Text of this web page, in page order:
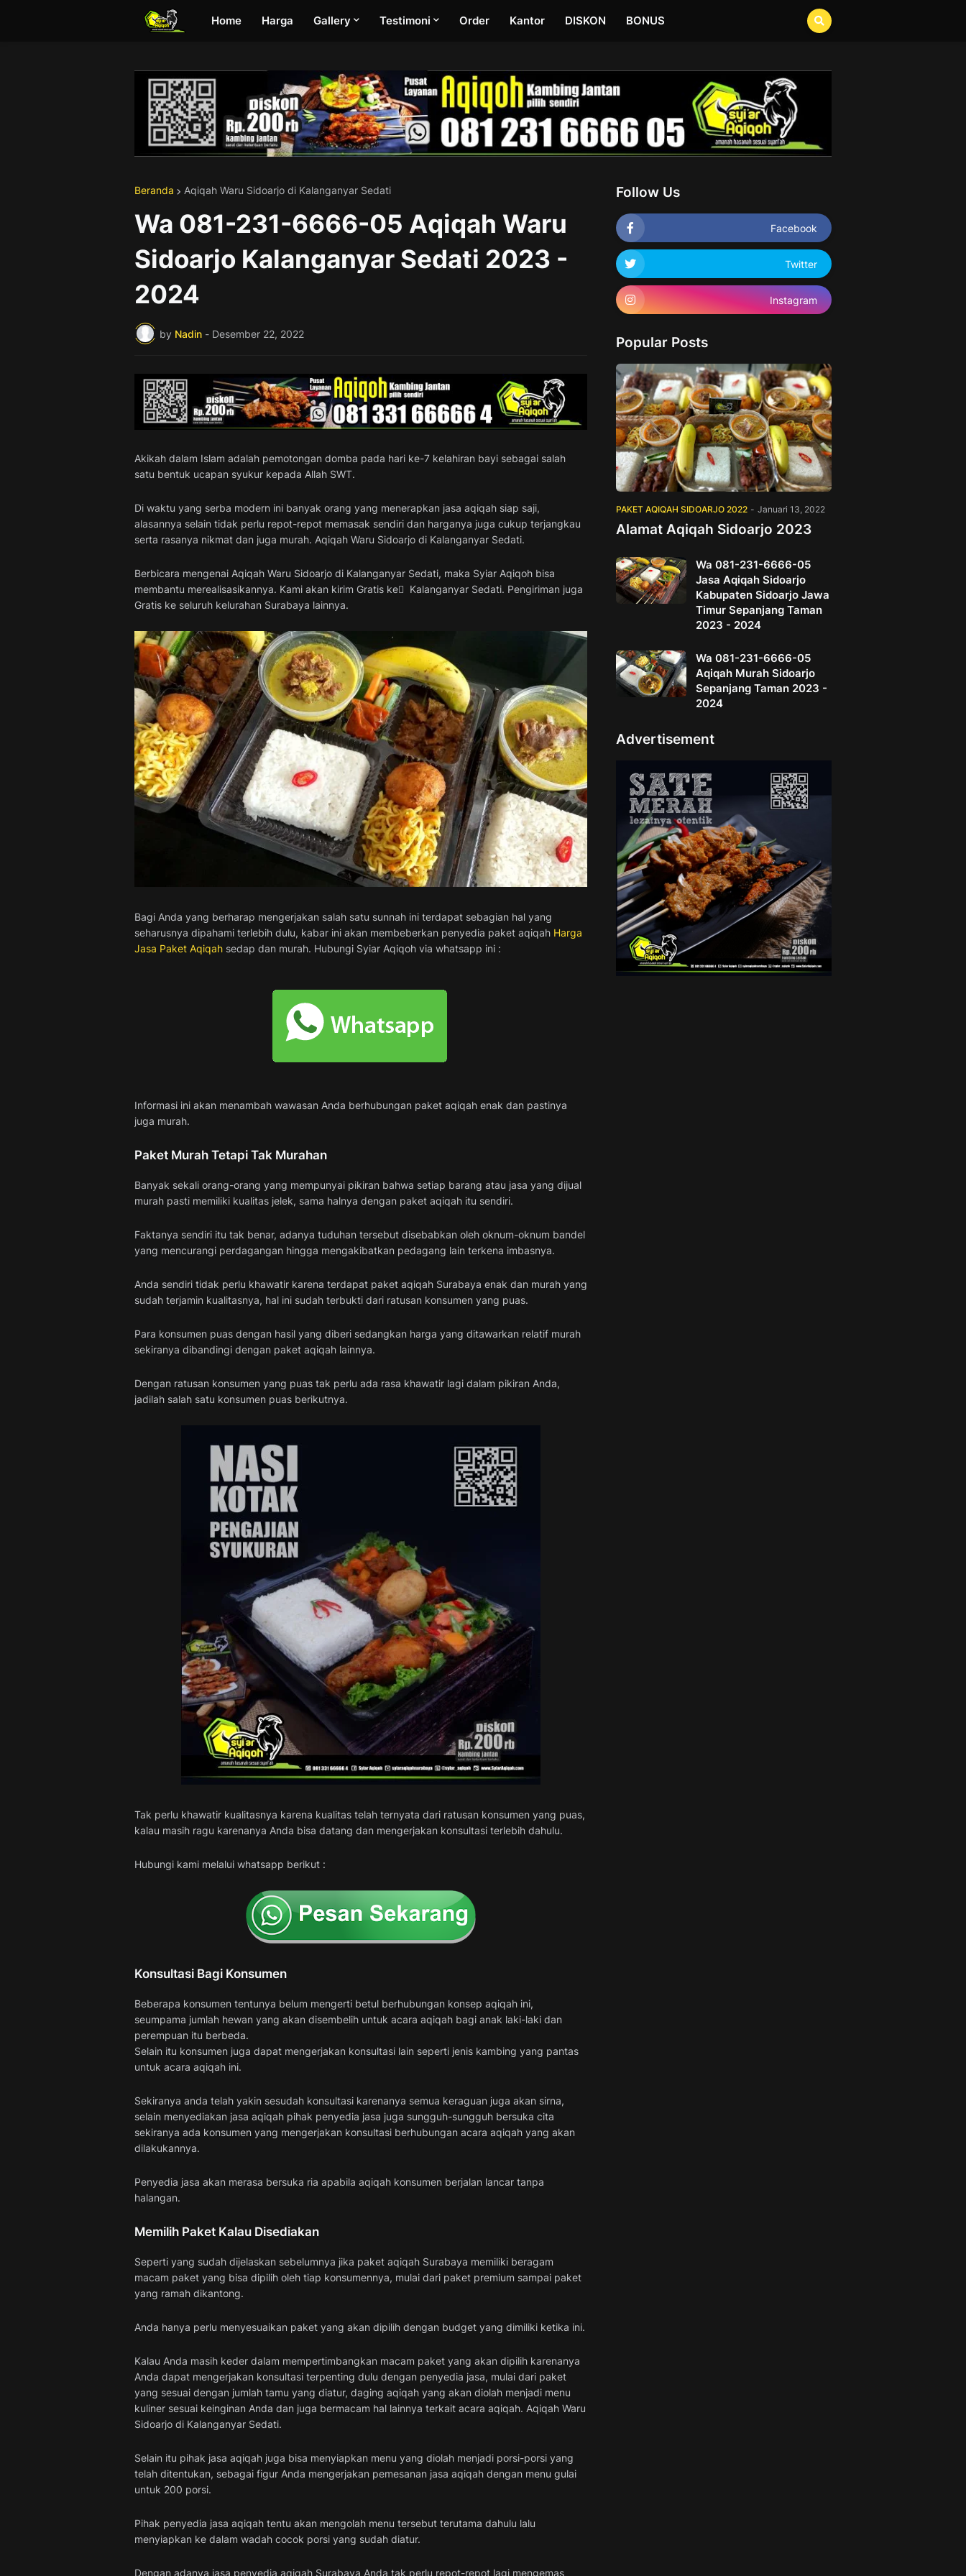
Home Harga Gallery Testimoni Order Kantor DISKON BONUS
Beranda Aqiqah Waru Sidoarjo di Kalanganyar Sedati
Wa 081-231-6666-05 Aqiqah Waru
Sidoarjo Kalanganyar Sedati 2023 -
2024
by Nadin - Desember 22, 2022
Akikah dalam Islam adalah pemotongan domba pada hari ke-7 kelahiran bayi sebagai salah
satu bentuk ucapan syukur kepada Allah SWT.
Di waktu yang serba modern ini banyak orang yang menerapkan jasa aqiqah siap saji,
alasannya selain tidak perlu repot-repot memasak sendiri dan harganya juga cukup terjangkau
serta rasanya nikmat dan juga murah. Aqiqah Waru Sidoarjo di Kalanganyar Sedati.
Berbicara mengenai Aqiqah Waru Sidoarjo di Kalanganyar Sedati, maka Syiar Aqiqoh bisa
membantu merealisasikannya. Kami akan kirim Gratis ke ِ Kalanganyar Sedati. Pengiriman juga
Gratis ke seluruh kelurahan Surabaya lainnya.
Bagi Anda yang berharap mengerjakan salah satu sunnah ini terdapat sebagian hal yang
seharusnya dipahami terlebih dulu, kabar ini akan membeberkan penyedia paket aqiqah Harga
Jasa Paket Aqiqah sedap dan murah. Hubungi Syiar Aqiqoh via whatsapp ini :
Informasi ini akan menambah wawasan Anda berhubungan paket aqiqah enak dan pastinya
juga murah.
Paket Murah Tetapi Tak Murahan
Banyak sekali orang-orang yang mempunyai pikiran bahwa setiap barang atau jasa yang dijual
murah pasti memiliki kualitas jelek, sama halnya dengan paket aqiqah itu sendiri.
Faktanya sendiri itu tak benar, adanya tuduhan tersebut disebabkan oleh oknum-oknum bandel
yang mencurangi perdagangan hingga mengakibatkan pedagang lain terkena imbasnya.
Anda sendiri tidak perlu khawatir karena terdapat paket aqiqah Surabaya enak dan murah yang
sudah terjamin kualitasnya, hal ini sudah terbukti dari ratusan konsumen yang puas.
Para konsumen puas dengan hasil yang diberi sedangkan harga yang ditawarkan relatif murah
sekiranya dibandingi dengan paket aqiqah lainnya.
Dengan ratusan konsumen yang puas tak perlu ada rasa khawatir lagi dalam pikiran Anda,
jadilah salah satu konsumen puas berikutnya.
Tak perlu khawatir kualitasnya karena kualitas telah ternyata dari ratusan konsumen yang puas,
kalau masih ragu karenanya Anda bisa datang dan mengerjakan konsultasi terlebih dahulu.
Hubungi kami melalui whatsapp berikut :
Konsultasi Bagi Konsumen
Beberapa konsumen tentunya belum mengerti betul berhubungan konsep aqiqah ini,
seumpama jumlah hewan yang akan disembelih untuk acara aqiqah bagi anak laki-laki dan
perempuan itu berbeda.
Selain itu konsumen juga dapat mengerjakan konsultasi lain seperti jenis kambing yang pantas
untuk acara aqiqah ini.
Sekiranya anda telah yakin sesudah konsultasi karenanya semua keraguan juga akan sirna,
selain menyediakan jasa aqiqah pihak penyedia jasa juga sungguh-sungguh bersuka cita
sekiranya ada konsumen yang mengerjakan konsultasi berhubungan acara aqiqah yang akan
dilakukannya.
Penyedia jasa akan merasa bersuka ria apabila aqiqah konsumen berjalan lancar tanpa
halangan.
Memilih Paket Kalau Disediakan
Seperti yang sudah dijelaskan sebelumnya jika paket aqiqah Surabaya memiliki beragam
macam paket yang bisa dipilih oleh tiap konsumennya, mulai dari paket premium sampai paket
yang ramah dikantong.
Anda hanya perlu menyesuaikan paket yang akan dipilih dengan budget yang dimiliki ketika ini.
Kalau Anda masih keder dalam mempertimbangkan macam paket yang akan dipilih karenanya
Anda dapat mengerjakan konsultasi terpenting dulu dengan penyedia jasa, mulai dari paket
yang sesuai dengan jumlah tamu yang diatur, daging aqiqah yang akan diolah menjadi menu
kuliner sesuai keinginan Anda dan juga bermacam hal lainnya terkait acara aqiqah. Aqiqah Waru
Sidoarjo di Kalanganyar Sedati.
Selain itu pihak jasa aqiqah juga bisa menyiapkan menu yang diolah menjadi porsi-porsi yang
telah ditentukan, sebagai figur Anda mengerjakan pemesanan jasa aqiqah dengan menu gulai
untuk 200 porsi.
Pihak penyedia jasa aqiqah tentu akan mengolah menu tersebut terutama dahulu lalu
menyiapkan ke dalam wadah cocok porsi yang sudah diatur.
Dengan adanya jasa penyedia aqiqah Surabaya Anda tak perlu repot-repot lagi mengemas
Follow Us
Facebook
Twitter
Instagram
Popular Posts
PAKET AQIQAH SIDOARJO 2022 - Januari 13, 2022
Alamat Aqiqah Sidoarjo 2023
Wa 081-231-6666-05
Jasa Aqiqah Sidoarjo
Kabupaten Sidoarjo Jawa
Timur Sepanjang Taman
2023 - 2024
Wa 081-231-6666-05
Aqiqah Murah Sidoarjo
Sepanjang Taman 2023 -
2024
Advertisement